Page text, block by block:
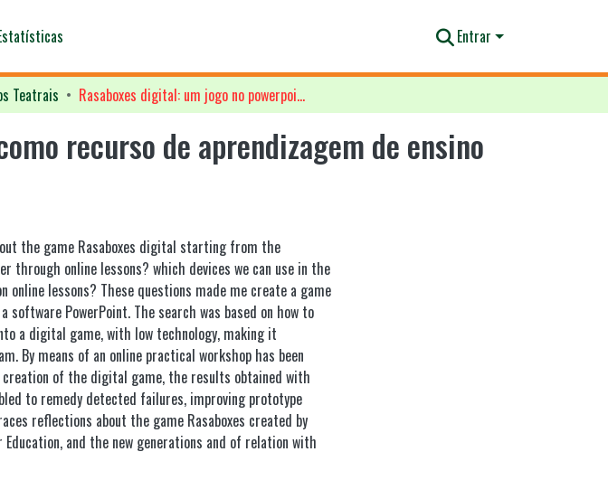
Entrar
Teatrais Rasaboxes digital: um jogo no powerpoint como recurso de aprendizagem de ensino de teatro
recurso de aprendizagem de ensino
the game Rasaboxes digital starting from the
through online lessons? which devices we can use in the
online lessons? These questions made me create a game
software PowerPoint. The search was based on how to
a digital game, with low technology, making it
By means of an online practical workshop has been
of the digital game, the results obtained with
to remedy detected failures, improving prototype
reflections about the game Rasaboxes created by
and the new generations and of relation with